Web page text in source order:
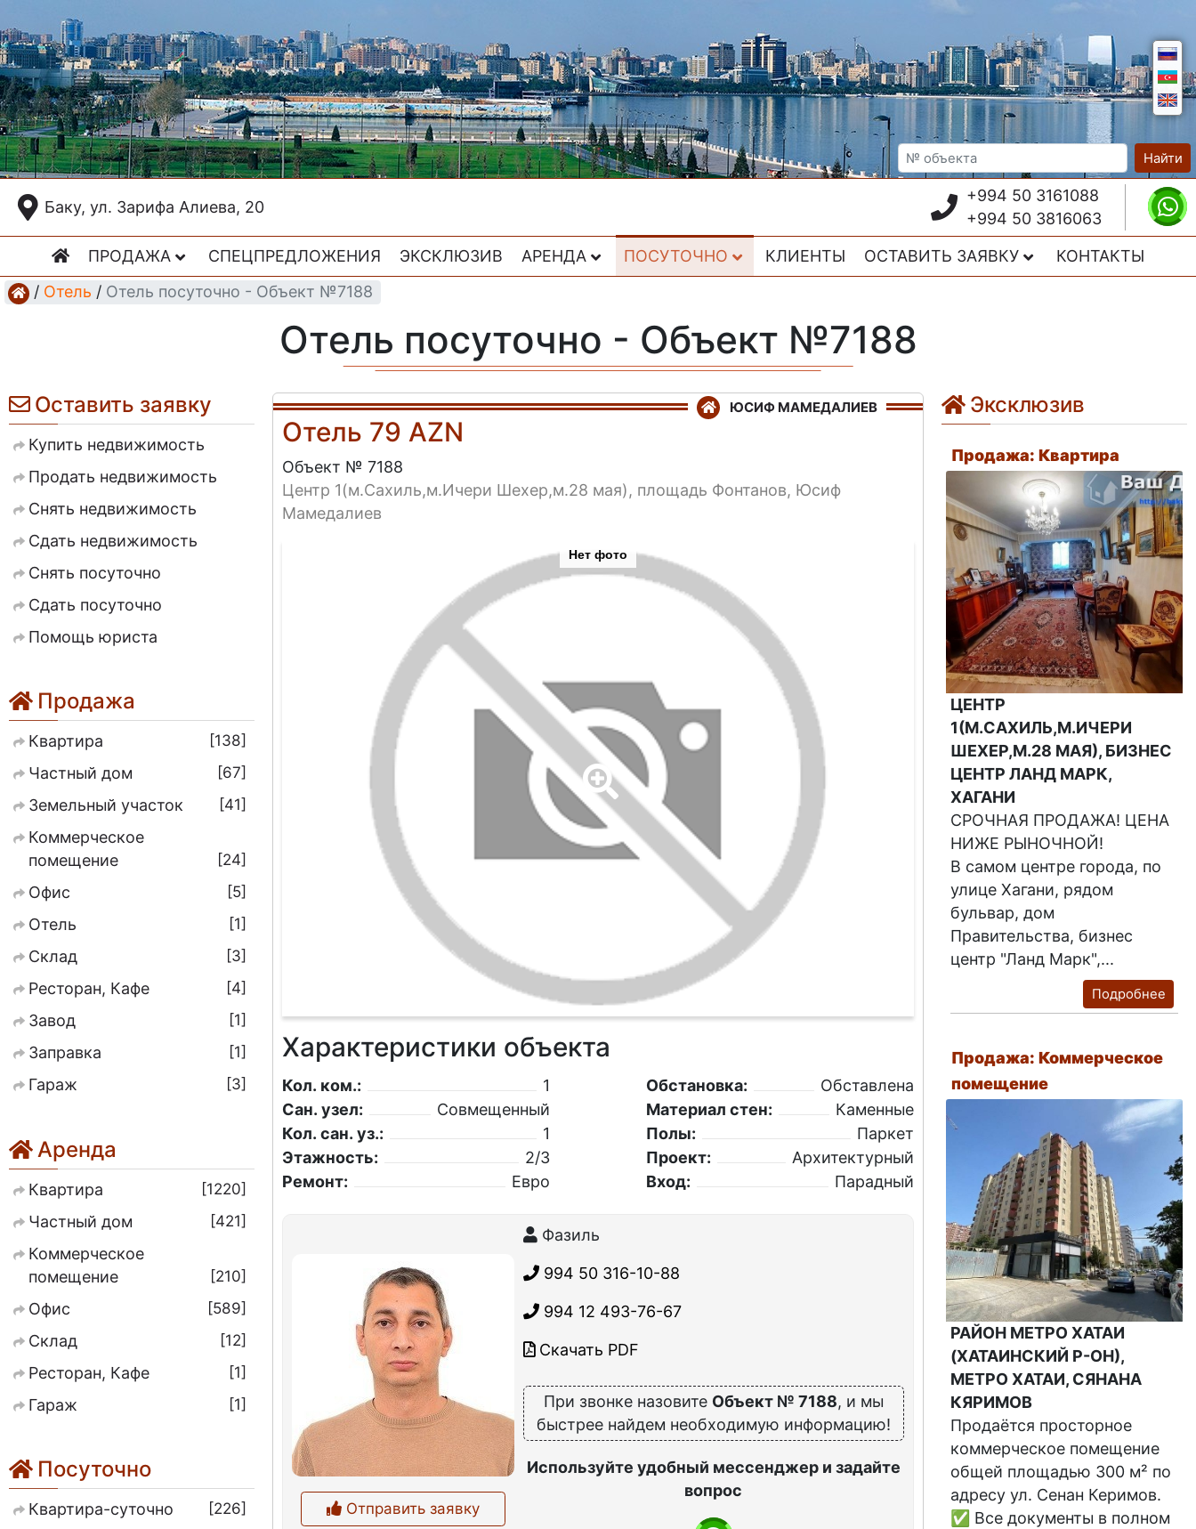
Найти
Баку, ул. Зарифа Алиева, 20
+994 50 3161088
+994 50 3816063
ПРОДАЖА СПЕЦПРЕДЛОЖЕНИЯ ЭКСКЛЮЗИВ АРЕНДА ПОСУТОЧНО КЛИЕНТЫ ОСТАВИТЬ ЗАЯВКУ
КОНТАКТЫ
/ Отель / Отель посуточно - Объект №7188
Отель посуточно - Объект №7188
Оставить заявку
Купить недвижимость
Продать недвижимость
Снять недвижимость
Сдать недвижимость
Снять посуточно
Сдать посуточно
Помощь юриста
Продажа
Квартира
138
Частный дом
67
Земельный участок
41
Коммерческое
помещение
24
Офис
5
Отель
1
Склад
3
Ресторан, Кафе
4
Завод
1
Заправка
1
Гараж
3
Аренда
Квартира
1220
Частный дом
421
Коммерческое
помещение
210
Офис
589
Склад
12
Ресторан, Кафе
1
Гараж
1
Посуточно
Квартира-суточно
226
ЮСИФ МАМЕДАЛИЕВ
Отель 79 AZN
Объект № 7188
Центр 1(м.Сахиль,м.Ичери Шехер,м.28 мая), площадь Фонтанов, Юсиф
Мамедалиев
Нет фото
Характеристики объекта
Кол. ком.:
1
Сан. узел:
Совмещенный
Кол. сан. уз.:
1
Этажность:
2/3
Ремонт:
Евро
Обстановка:
Обставлена
Материал стен:
Каменные
Полы:
Паркет
Проект:
Архитектурный
Вход:
Парадный
Отправить заявку
Фазиль
994 50 316-10-88
994 12 493-76-67
Скачать PDF
При звонке назовите Объект № 7188, и мы
быстрее найдем необходимую информацию!
Используйте удобный мессенджер и задайте
вопрос
Эксклюзив
Продажа: Квартира
ЦЕНТР
1(М.САХИЛЬ,М.ИЧЕРИ
ШЕХЕР,М.28 МАЯ), БИЗНЕС
ЦЕНТР ЛАНД МАРК,
ХАГАНИ
СРОЧНАЯ ПРОДАЖА! ЦЕНА
НИЖЕ РЫНОЧНОЙ!
В самом центре города, по
улице Хагани, рядом
бульвар, дом
Правительства, бизнес
центр "Ланд Марк",...
Подробнее
Продажа: Коммерческое
помещение
РАЙОН МЕТРО ХАТАИ
(ХАТАИНСКИЙ Р-ОН),
МЕТРО ХАТАИ, СЯНАНА
КЯРИМОВ
Продаётся просторное
коммерческое помещение
общей площадью 300 м² по
адресу ул. Сенан Керимов.
✅ Все документы в полном